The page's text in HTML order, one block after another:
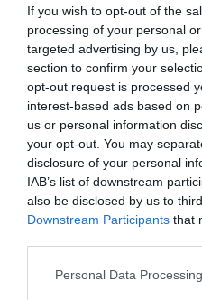
If you wish to opt-out of the
processing of your personal
targeted advertising by us,
section to confirm your
opt-out request is processed
interest-based ads based on
us or personal information
your opt-out. You may
disclosure of your personal
IAB’s list of downstream
also be disclosed by us to
Downstream Participants that
Personal Data
reivindicat que “la
tenir un territori és el
innova i el que
La cloenda també ha
de la presidenta del
Terres de Lleida,Núria
la Cambra de
Lluís Moreno. En